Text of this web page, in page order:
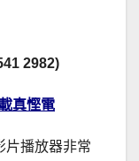
2982)
真慳電
片播放器非常